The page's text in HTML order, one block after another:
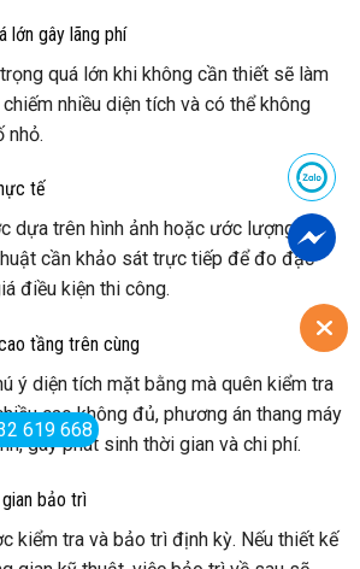
lớn gây lãng phí
quá lớn khi không cần thiết sẽ làm
nhiều diện tích và có thể không
nhỏ.
tế
dựa trên hình ảnh hoặc ước lượng rất
cần khảo sát trực tiếp để đo đạc
điều kiện thi công.
tầng trên cùng
ý diện tích mặt bằng mà quên kiểm tra
cao không đủ, phương án thang máy
gây phát sinh thời gian và chi phí.
bảo trì
kiểm tra và bảo trì định kỳ. Nếu thiết kế
619 668